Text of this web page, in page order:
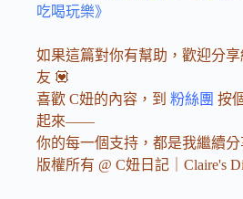
吃喝玩樂》
如果這篇對你有幫助，歡迎分
友 💟
喜歡 C妞的內容，到 粉絲團 按
起來——
你的每一個支持，都是我繼續分
版權所有 @ C妞日記｜Claire's